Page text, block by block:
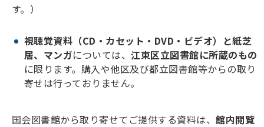
す。）
視聴覚資料（CD・カセット・DVD・ビデオ）と紙芝
居、マンガについては、江東区立図書館に所蔵のもの
に限ります。購入や他区及び都立図書館等からの取り
寄せは行っておりません。
国会図書館から取り寄せてご提供する資料は、館内閲覧